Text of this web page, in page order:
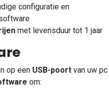
configuratie en
met levensduur tot 1 jaar
op een USB-poort van uw pc
om: